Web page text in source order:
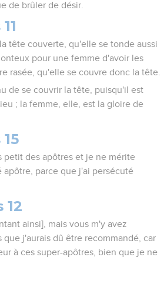
de brûler de désir.
tête couverte, qu'elle se tonde aussi
pour une femme d'avoir les
rasée, qu'elle se couvre donc la tête.
de se couvrir la tête, puisqu'il est
; la femme, elle, est la gloire de
petit des apôtres et je ne mérite
apôtre, parce que j'ai persécuté
12
ainsi], mais vous m'y avez
que j'aurais dû être recommandé, car
à ces super-apôtres, bien que je ne